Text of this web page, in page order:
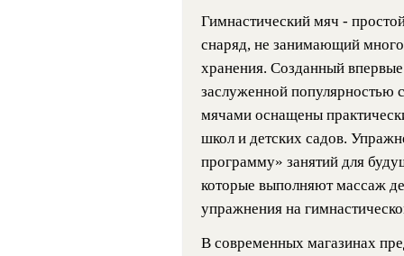
Гимнастический мяч -
снаряд, не занимающий
хранения. Созданный
заслуженной популярностью
мячами оснащены
школ и детских садов.
программу» занятий для
которые выполняют массаж
упражнения на
В современных магазинах